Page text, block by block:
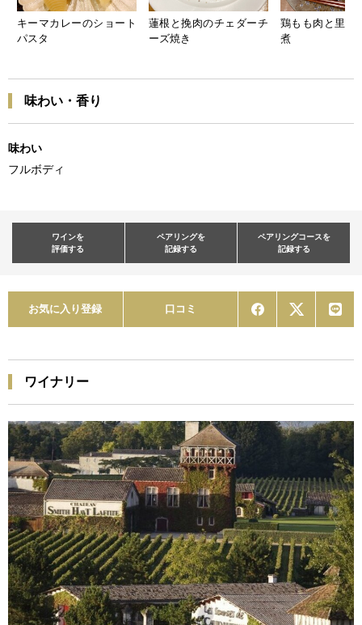
キーマカレーのショート
パスタ
蓮根と挽肉のチェダーチ
ーズ焼き
鶏もも肉と里芋
煮
味わい・香り
味わい
フルボディ
ワインを
評価する
ペアリングを
記録する
ペアリングコースを
記録する
お気に入り登録 口コミ
ワイナリー